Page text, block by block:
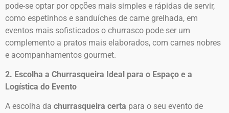
pode-se optar por opções mais simples e rápidas de servir,
como espetinhos e sanduíches de carne grelhada, em
eventos mais sofisticados o churrasco pode ser um
complemento a pratos mais elaborados, com carnes nobres
e acompanhamentos gourmet.
2. Escolha a Churrasqueira Ideal para o Espaço e a
Logística do Evento
A escolha da churrasqueira certa para o seu evento de